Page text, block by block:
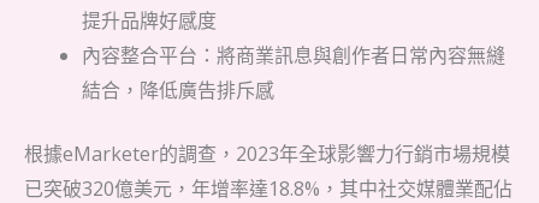
提升品牌好感度
內容整合平台：將商業訊息與創作者日常內容無縫
結合，降低廣告排斥感
根據eMarketer的調查，2023年全球影響力行銷市場規模
已突破320億美元，年增率達18.8%，其中社交媒體業配佔